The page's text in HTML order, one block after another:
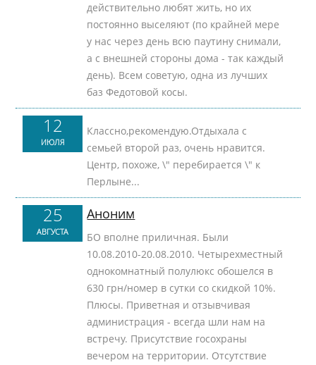
действительно любят жить, но их
постоянно выселяют (по крайней мере
у нас через день всю паутину снимали,
а с внешней стороны дома - так каждый
день). Всем советую, одна из лучших
баз Федотовой косы.
12
ИЮЛЯ
Классно,рекомендую.Отдыхала с
семьей второй раз, очень нравится.
Центр, похоже, \" перебирается \" к
Перлыне...
25
АВГУСТА
Аноним
БО вполне приличная. Были
10.08.2010-20.08.2010. Четырехместный
однокомнатный полулюкс обошелся в
630 грн/номер в сутки со скидкой 10%.
Плюсы. Приветная и отзывчивая
администрация - всегда шли нам на
встречу. Присутствие госохраны
вечером на территории. Отсутствие